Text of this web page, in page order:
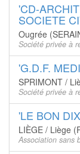
'CD-
SOCIETE
Ougrée
Société privée à
'G.D.F.
SPRIMONT /
Société privée à
'LE BON
LIÈGE / Liège
Association sans